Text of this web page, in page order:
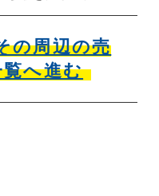
の周辺の売
覧へ進む